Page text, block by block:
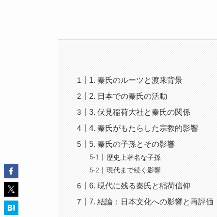
1. 秦氏のルーツと渡来背景
2. 日本での秦氏の活動
3. 伏見稲荷大社と秦氏の関係
4. 秦氏がもたらした宗教的影響
5. 秦氏の子孫とその影響
歴史上著名な子孫
現代まで続く影響
6. 現代に残る秦氏と稲荷信仰
7. 結論：日本文化への影響と再評価